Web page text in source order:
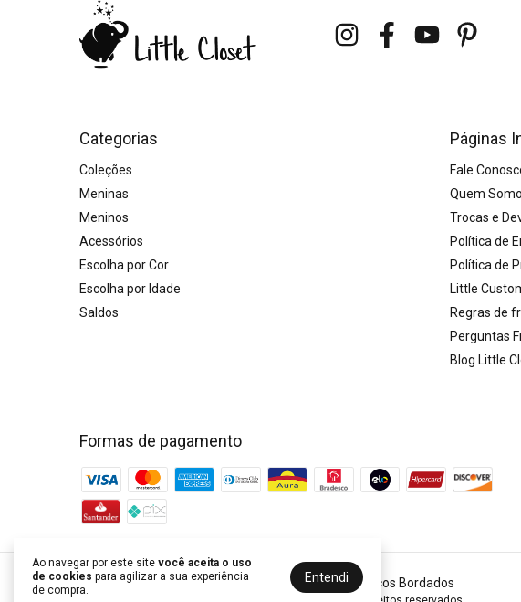
Ao navegar por este site você aceita o uso
de cookies para agilizar a sua experiência
de compra.
Entendi
Categorias
Coleções
Meninas
Meninos
Acessórios
Escolha por Cor
Escolha por Idade
Saldos
Páginas
Fale
Quem
Trocas e
Política de
Política de
Little
Regras de
Perguntas
Blog Little
Formas de pagamento
Little Closet - Loja de Roupa Infantil | Vestidos Clássicos Bordados